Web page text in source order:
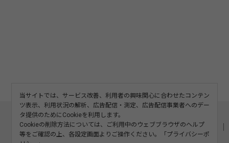
このサイトについて 利用規約
記事の二次利用について
プライバシーポリシー
お問い合わせ
運営会社
当サイトでは、サービス改善、利用者の興味関心に合わせたコンテン
ツ表示、利用状況の解析、広告配信・測定、広告配信事業者へのデー
タ提供のためにCookieを利用します。
Cookieの削除方法については、ご利用中のウェブブラウザのヘルプ
等をご確認の上、各設定画面よりご操作ください。「プライバシーポ